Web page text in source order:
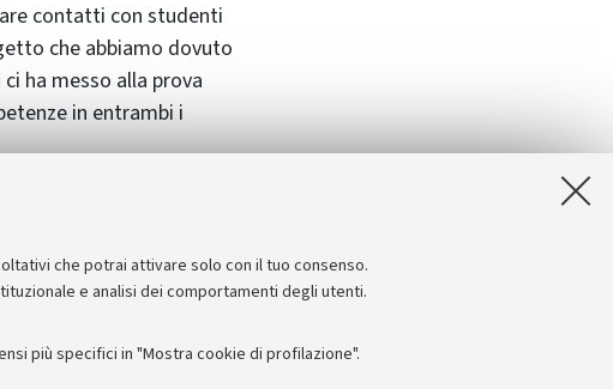
che potrai attivare solo con il tuo consenso.
e analisi dei comportamenti degli utenti.
più specifici in "Mostra cookie di profilazione".
contatti con studenti
che abbiamo dovuto
ha messo alla prova
in entrambi i